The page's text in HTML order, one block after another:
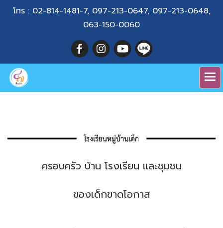
โทร : 02-814-1481-7, 097-213-0647, 097-213-0648,
063-150-0060
ครอบครัว บ้าน โรงเรียน และชุมชน
ของเด็กขาดโอกาส